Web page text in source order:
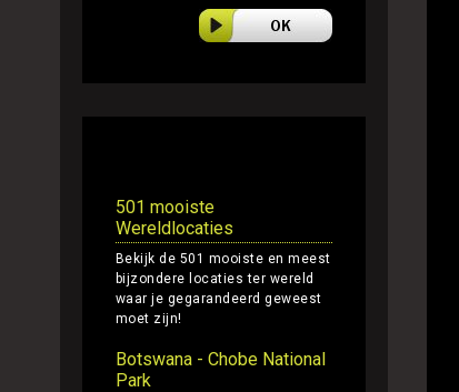
501 mooiste
Wereldlocaties
Bekijk de 501 mooiste en meest
bijzondere locaties ter wereld
waar je gegarandeerd geweest
moet zijn!
Botswana - Chobe National
Park